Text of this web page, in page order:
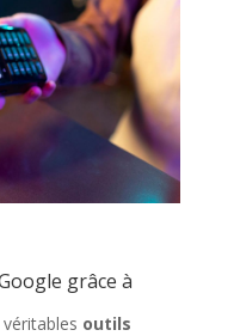
grâce à
outils